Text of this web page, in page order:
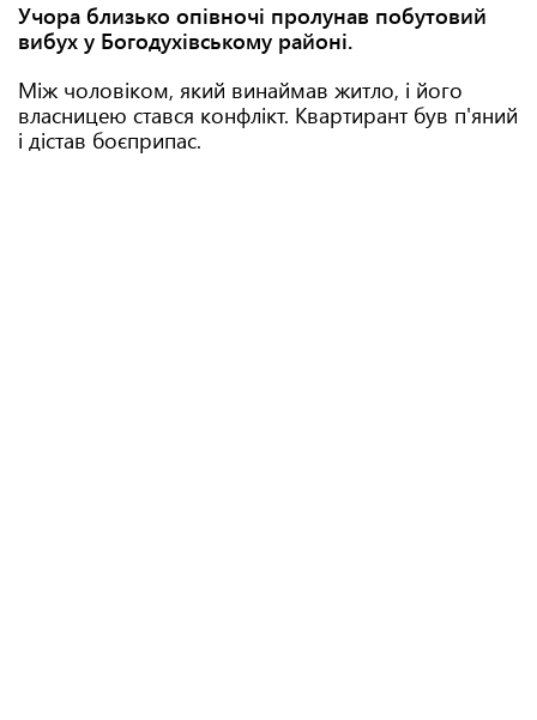
Учора близько опівночі пролунав побутовий
вибух у Богодухівському районі.
Між чоловіком, який винаймав житло, і його
власницею стався конфлікт. Квартирант був п'яний
і дістав боєприпас.